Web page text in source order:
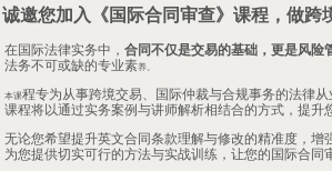
在国际法律实务中， 合同不仅是交易的基础，更是风险
法务不可或缺的专业素养。
本课程专为从事跨境交易、国际仲裁与合规事务的法律
课程将以通过实务案例与讲师解析相结合的方式，提升
无论您希望提升英文合同条款理解与修改的精准度，
为您提供切实可行的方法与实战训练，让您的国际合同
诚邀您加入《国际合同审查》课程，做跨
人。！